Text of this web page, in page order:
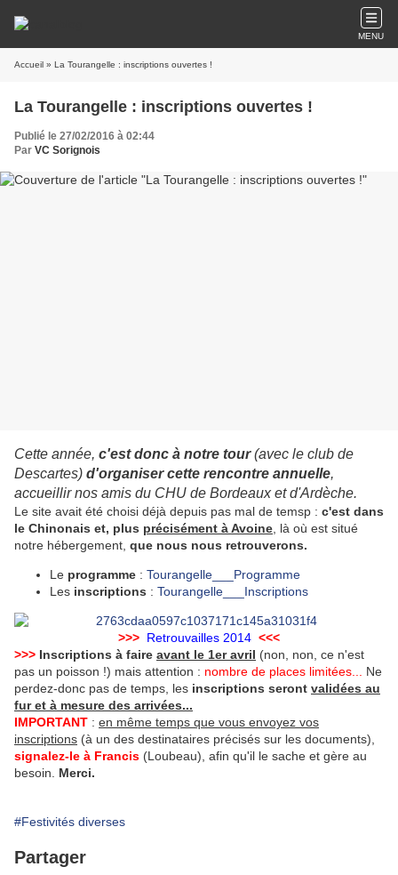
MENU
Accueil » La Tourangelle : inscriptions ouvertes !
La Tourangelle : inscriptions ouvertes !
Publié le 27/02/2016 à 02:44
Par VC Sorignois
Cette année, c'est donc à notre tour(avec le club de
Descartes) d'organiser cette rencontre annuelle,
accueillir nos amis du CHU de Bordeaux et d'Ardèche.
Le site avait été choisi déjà depuis pas mal de temsp : c'est dans
le Chinonais et, plus précisément à Avoine , là où est situé
notre hébergement, que nous nous retrouverons.
Le programme : Tourangelle___Programme
Les inscriptions : Tourangelle___Inscriptions
>>> Retrouvailles 2014 <<<
>>> Inscriptions à faire avant le 1er avril (non, non, ce n'est
pas un poisson !) mais attention : nombre de places limitées...
Ne
perdez-donc pas de temps, les inscriptions seront validées au
fur et à mesure des arrivées...
IMPORTANT : en même temps que vous envoyez vos
inscriptions (à un des destinataires précisés sur les documents),
signalez-le à Francis (Loubeau), afin qu'il le sache et gère au
besoin. Merci.
#Festivités diverses
Partager